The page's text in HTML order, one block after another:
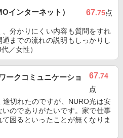
インターネット） 67.75点
分かりにくい内容も質問をすれ
までの流れの説明もしっかりし
／女性）
ークコミュニケーショ
67.74
点
切れたのですが、NURO光は安
のでありがたいです。家で仕事
困るといったことが無くなりま